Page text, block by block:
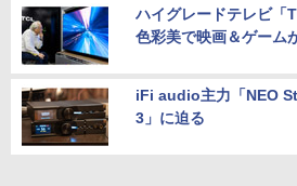
ハイグレードテレビ「
色彩美で映画＆ゲーム
iFi audio主力「NEO
3」に迫る